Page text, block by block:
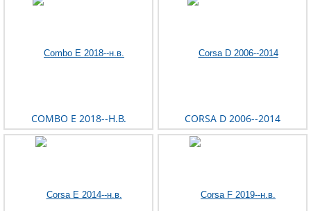
COMBO E 2018--Н.В. CORSA D 2006--2014